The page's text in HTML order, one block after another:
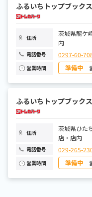
水曜
木曜
土曜
ふるいちトップブック
住所
茨城県龍ケ
内
電話番号 0297-60-
営業時間 準備中
日曜
月曜
水曜
木曜
土曜
ふるいちトップブック
住所
茨城県ひた
店・店内
電話番号 029-265-
営業時間 準備中
日曜